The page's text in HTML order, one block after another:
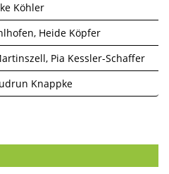
Köhler
Heide Köpfer
Pia Kessler-Schaffer
Knappke